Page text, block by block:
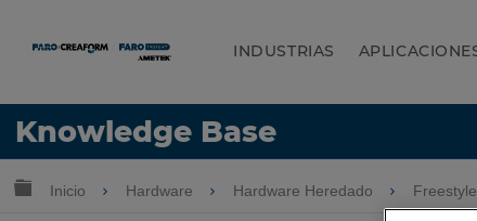
INDUSTRIAS
Knowledge Base
Idioma
Expandir/contraer jerarquía global
Inicio Hardware Hardware Heredado Freestyle